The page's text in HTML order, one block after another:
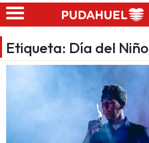
Skip to main content
Etiqueta: Día del Niño